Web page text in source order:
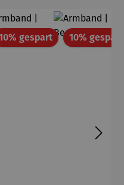
gespartRabatt10% gespart